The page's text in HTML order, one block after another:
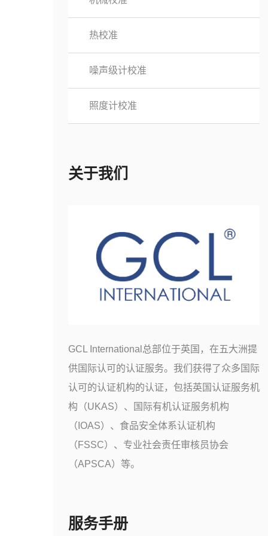
热校准
噪声级计校准
照度计校准
关于我们
GCL International总部位于英国，在五大洲提
供国际认可的认证服务。我们获得了众多国际
认可的认证机构的认证，包括英国认证服务机
构（UKAS）、国际有机认证服务机构
（IOAS）、食品安全体系认证机构
（FSSC）、专业社会责任审核员协会
（APSCA）等。
服务手册